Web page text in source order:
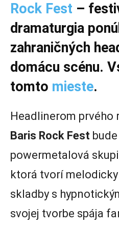
Rock Fest –
dramaturgia
zahraničných
domácu scénu.
tomto mieste.
Headlinerom
Baris Rock Fest
powermetalová
ktorá tvorí
skladby s
svojej tvorbe spája